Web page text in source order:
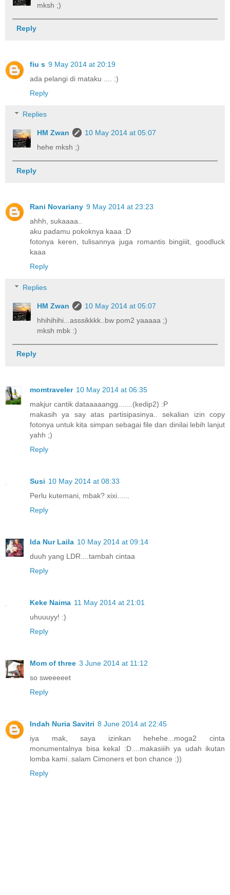
mksh ;)
Reply
fiu s 9 May 2014 at 20:19
ada pelangi di mataku .... :)
Reply
Replies
HM Zwan
10 May 2014 at 05:07
hehe mksh ;)
Reply
Rani Novariany 9 May 2014 at 23:23
ahhh, sukaaaa..
aku padamu pokoknya kaaa :D
fotonya keren, tulisannya juga romantis bingiiit, goodluck
kaaa
Reply
Replies
HM Zwan
10 May 2014 at 05:07
hhihihihi...asssikkkk..bw pom2 yaaaaa ;)
mksh mbk :)
Reply
momtraveler 10 May 2014 at 06:35
makjur cantik dataaaaangg.......(kedip2) :P
makasih ya say atas partisipasinya.. sekalian izin copy
fotonya untuk kita simpan sebagai file dan dinilai lebih lanjut
yahh ;)
Reply
Susi 10 May 2014 at 08:33
Perlu kutemani, mbak? xixi......
Reply
Ida Nur Laila 10 May 2014 at 09:14
duuh yang LDR....tambah cintaa
Reply
Keke Naima 11 May 2014 at 21:01
uhuuuyy! :)
Reply
Mom of three 3 June 2014 at 11:12
so sweeeeet
Reply
Indah Nuria Savitri 8 June 2014 at 22:45
iya mak, saya izinkan hehehe...moga2 cinta
monumentalnya bisa kekal :D....makasiiih ya udah ikutan
lomba kami..salam Cimoners et bon chance :))
Reply